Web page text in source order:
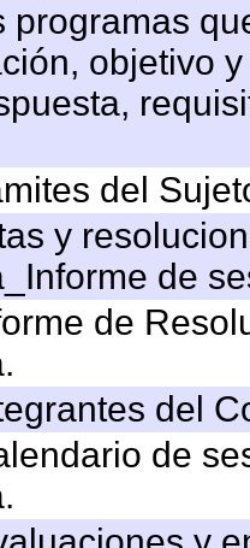
programas
objetivo
del
y
de
de
del
de